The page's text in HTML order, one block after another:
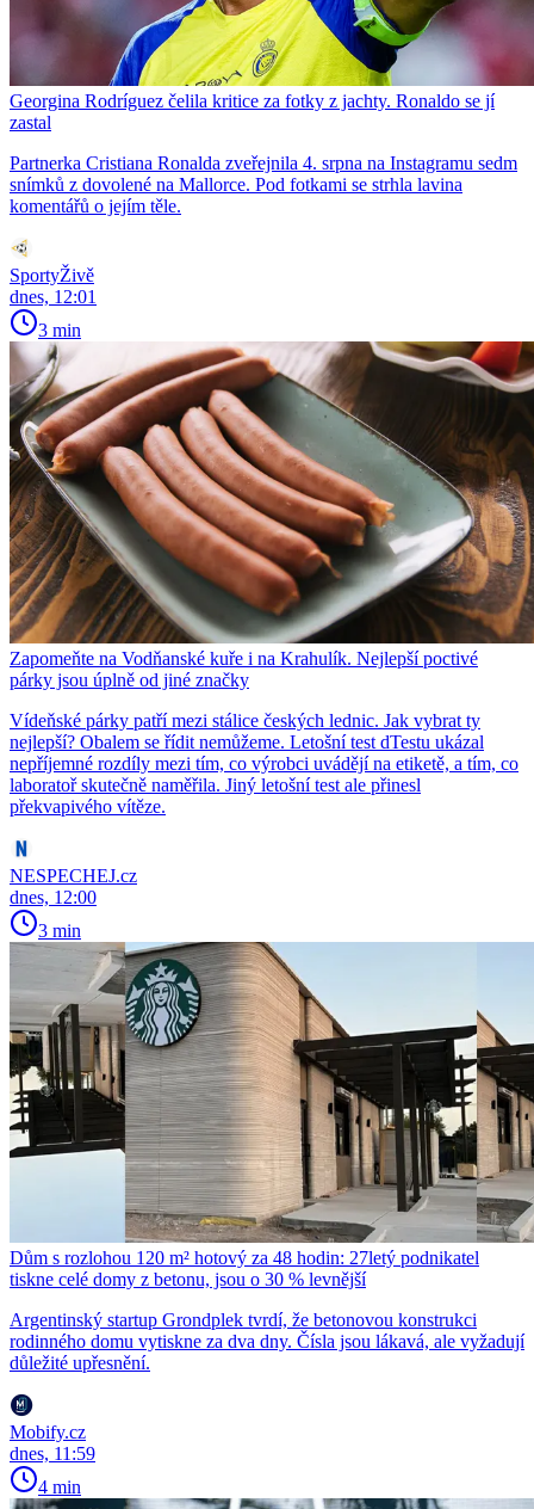
Georgina Rodríguez čelila kritice za fotky z jachty. Ronaldo se jí
zastal
Partnerka Cristiana Ronalda zveřejnila 4. srpna na Instagramu sedm
snímků z dovolené na Mallorce. Pod fotkami se strhla lavina
komentářů o jejím těle.
SportyŽivě
dnes, 12:01
3 min
Zapomeňte na Vodňanské kuře i na Krahulík. Nejlepší poctivé
párky jsou úplně od jiné značky
Vídeňské párky patří mezi stálice českých lednic. Jak vybrat ty
nejlepší? Obalem se řídit nemůžeme. Letošní test dTestu ukázal
nepříjemné rozdíly mezi tím, co výrobci uvádějí na etiketě, a tím, co
laboratoř skutečně naměřila. Jiný letošní test ale přinesl
překvapivého vítěze.
NESPECHEJ.cz
dnes, 12:00
3 min
Dům s rozlohou 120 m² hotový za 48 hodin: 27letý podnikatel
tiskne celé domy z betonu, jsou o 30 % levnější
Argentinský startup Grondplek tvrdí, že betonovou konstrukci
rodinného domu vytiskne za dva dny. Čísla jsou lákavá, ale vyžadují
důležité upřesnění.
Mobify.cz
dnes, 11:59
4 min